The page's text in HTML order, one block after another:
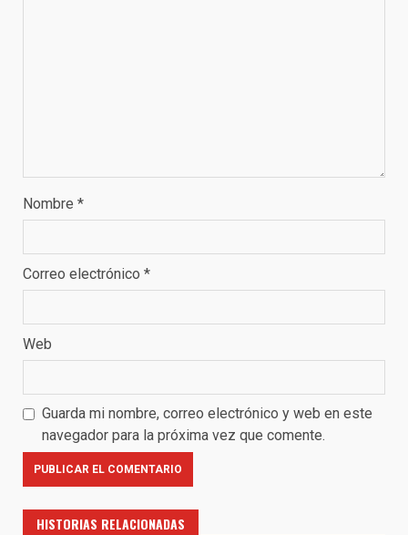
Nombre *
Correo electrónico *
Web
Guarda mi nombre, correo electrónico y web en este
navegador para la próxima vez que comente.
HISTORIAS RELACIONADAS